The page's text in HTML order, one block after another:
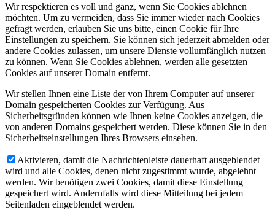
Wir respektieren es voll und ganz, wenn Sie Cookies ablehnen
möchten. Um zu vermeiden, dass Sie immer wieder nach Cookies
gefragt werden, erlauben Sie uns bitte, einen Cookie für Ihre
Einstellungen zu speichern. Sie können sich jederzeit abmelden oder
andere Cookies zulassen, um unsere Dienste vollumfänglich nutzen
zu können. Wenn Sie Cookies ablehnen, werden alle gesetzten
Cookies auf unserer Domain entfernt.
Wir stellen Ihnen eine Liste der von Ihrem Computer auf unserer
Domain gespeicherten Cookies zur Verfügung. Aus
Sicherheitsgründen können wie Ihnen keine Cookies anzeigen, die
von anderen Domains gespeichert werden. Diese können Sie in den
Sicherheitseinstellungen Ihres Browsers einsehen.
Aktivieren, damit die Nachrichtenleiste dauerhaft ausgeblendet
wird und alle Cookies, denen nicht zugestimmt wurde, abgelehnt
werden. Wir benötigen zwei Cookies, damit diese Einstellung
gespeichert wird. Andernfalls wird diese Mitteilung bei jedem
Seitenladen eingeblendet werden.